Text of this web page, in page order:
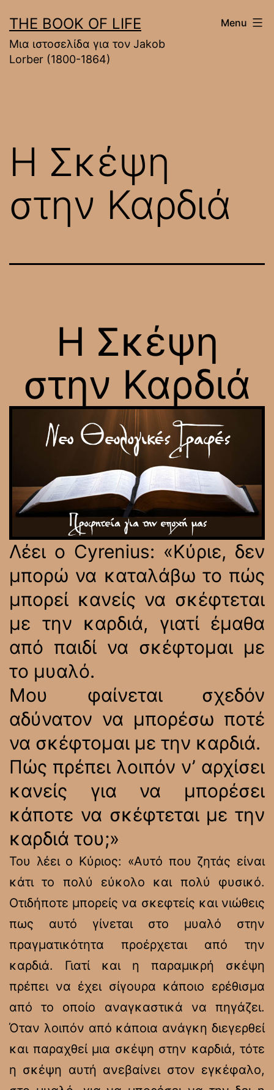
to
content
THE BOOK OF LIFE
Mια ιστοσελίδα για τον Jakob
Lorber (1800-1864)
Menu
Η Σκέψη
στην Καρδιά
Η Σκέψη
στην Καρδιά
Λέει ο Cyrenius: «Κύριε, δεν
μπορώ να καταλάβω το πώς
μπορεί κανείς να σκέφτεται
με την καρδιά, γιατί έμαθα
από παιδί να σκέφτομαι με
το μυαλό.
Μου φαίνεται σχεδόν
αδύνατον να μπορέσω ποτέ
να σκέφτομαι με την καρδιά.
Πώς πρέπει λοιπόν ν’ αρχίσει
κανείς για να μπορέσει
κάποτε να σκέφτεται με την
καρδιά του;»
Του λέει ο Κύριος: «Αυτό που ζητάς είναι
κάτι το πολύ εύκολο και πολύ φυσικό.
Οτιδήποτε μπορείς να σκεφτείς και νιώθεις
πως αυτό γίνεται στο μυαλό στην
πραγματικότητα προέρχεται από την
καρδιά. Γιατί και η παραμικρή σκέψη
πρέπει να έχει σίγουρα κάποιο ερέθισμα
από το οποίο αναγκαστικά να πηγάζει.
Όταν λοιπόν από κάποια ανάγκη διεγερθεί
και παραχθεί μια σκέψη στην καρδιά, τότε
η σκέψη αυτή ανεβαίνει στον εγκέφαλο,